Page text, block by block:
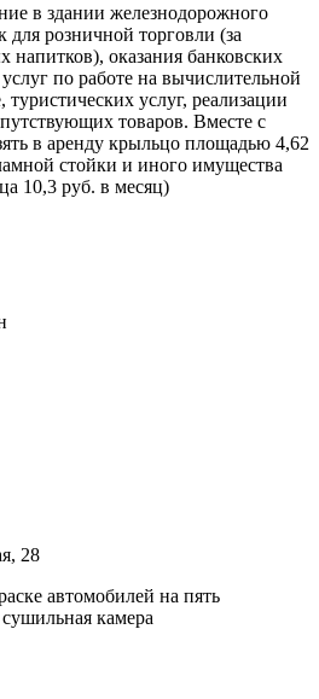
в здании железнодорожного
для розничной торговли (за
напитков), оказания банковских
по работе на вычислительной
услуг, реализации
товаров. Вместе с
в аренду крыльцо площадью 4,62
стойки и иного имущества
10,3 руб. в месяц)
28
автомобилей на пять
камера